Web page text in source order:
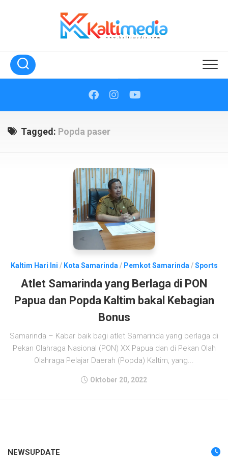
Tagged: Popda paser
Kaltim Hari Ini / Kota Samarinda / Pemkot Samarinda /Sports
Atlet Samarinda yang Berlaga di PON
Papua dan Popda Kaltim bakal Kebagian
Bonus
Samarinda – Kabar baik bagi atlet Samarinda yang berlaga di
Pekan Olahraga Nasional (PON) XX Papua dan di Pekan Olah
Olahraga Pelajar Daerah (Popda) Kaltim, yang...
Oktober 20, 2022
NEWSUPDATE